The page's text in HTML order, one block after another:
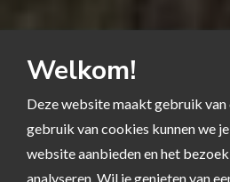
Welkom!
Deze website maakt gebruik
gebruik van cookies kunnen we
website aanbieden en het
analyseren. Wil je genieten van